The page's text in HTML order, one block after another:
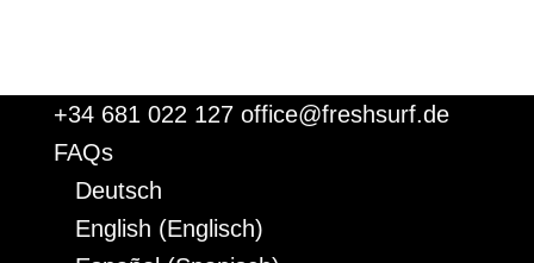
+34 681 022 127 office@freshsurf.de
FAQs
Deutsch
English (Englisch)